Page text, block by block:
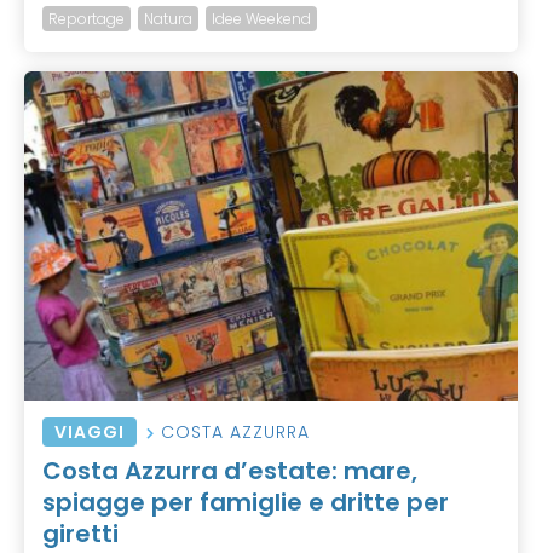
Reportage Natura Idee Weekend
VIAGGI COSTA AZZURRA
Costa Azzurra d’estate: mare,
spiagge per famiglie e dritte per
giretti